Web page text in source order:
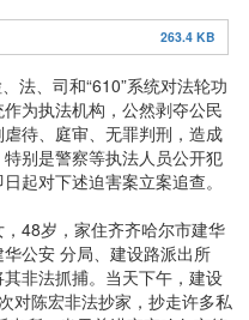
263.4 KB
法、司和“610”系统对法轮功
为执法机构，公然剥夺公民
待、庭审、无罪判刑，造成
别是警察等执法人员公开犯
起对下述迫害案立案追查。
48岁，家住齐齐哈尔市建华
公安 分局、建设路派出所
非法抓捕。当天下午，建设
对陈宏非法抄家，抄走许多私